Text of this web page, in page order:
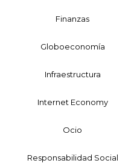
Finanzas
Globoeconomía
Infraestructura
Internet Economy
Ocio
Responsabilidad Social